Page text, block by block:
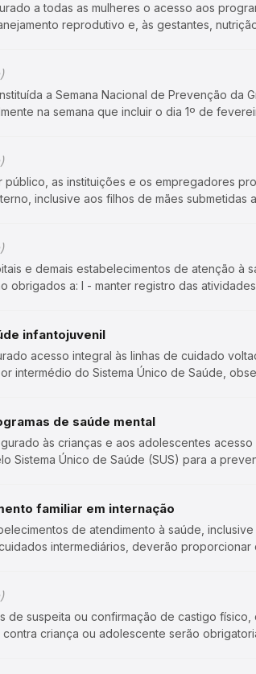
a todas as mulheres o acesso aos
reprodutivo e, às gestantes,
a Semana Nacional de Prevenção da
na semana que incluir o dia 1º de
público, as instituições e os empregadores
inclusive aos filhos de mães submetidas
e demais estabelecimentos de atenção à
obrigados a: I - manter registro das
infantojuvenil
acesso integral às linhas de cuidado
intermédio do Sistema Único de Saúde,
de saúde mental
às crianças e aos adolescentes
Sistema Único de Saúde (SUS) para a
familiar em internação
de atendimento à saúde,
intermediários, deverão proporcionar
de suspeita ou confirmação de castigo
contra criança ou adolescente serão